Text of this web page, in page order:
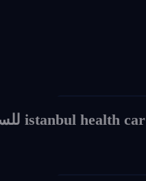
istanbul health car للسياحة الطبية